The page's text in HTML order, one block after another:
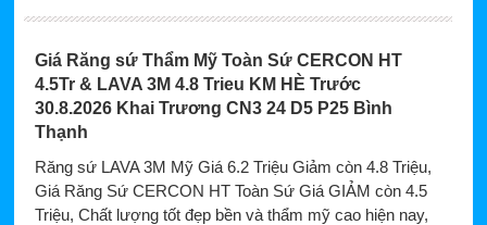
Giá Răng sứ Thẩm Mỹ Toàn Sứ CERCON HT
4.5Tr & LAVA 3M 4.8 Trieu KM HÈ Trước
30.8.2026 Khai Trương CN3 24 D5 P25 Bình
Thạnh
Răng sứ LAVA 3M Mỹ Giá 6.2 Triệu Giảm còn 4.8 Triệu,
Giá Răng Sứ CERCON HT Toàn Sứ Giá GIẢM còn 4.5
Triệu, Chất lượng tốt đẹp bền và thẩm mỹ cao hiện nay,